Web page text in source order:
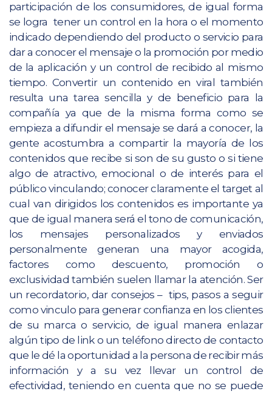
participación de los consumidores, de igual forma
se logra tener un control en la hora o el momento
indicado dependiendo del producto o servicio para
dar a conocer el mensaje o la promoción por medio
de la aplicación y un control de recibido al mismo
tiempo. Convertir un contenido en viral también
resulta una tarea sencilla y de beneficio para la
compañía ya que de la misma forma como se
empieza a difundir el mensaje se dará a conocer, la
gente acostumbra a compartir la mayoría de los
contenidos que recibe si son de su gusto o si tiene
algo de atractivo, emocional o de interés para el
público vinculando; conocer claramente el target al
cual van dirigidos los contenidos es importante ya
que de igual manera será el tono de comunicación,
los mensajes personalizados y enviados
personalmente generan una mayor acogida,
factores como descuento, promoción o
exclusividad también suelen llamar la atención. Ser
un recordatorio, dar consejos – tips, pasos a seguir
como vinculo para generar confianza en los clientes
de su marca o servicio, de igual manera enlazar
algún tipo de link o un teléfono directo de contacto
que le dé la oportunidad a la persona de recibir más
información y a su vez llevar un control de
efectividad, teniendo en cuenta que no se puede